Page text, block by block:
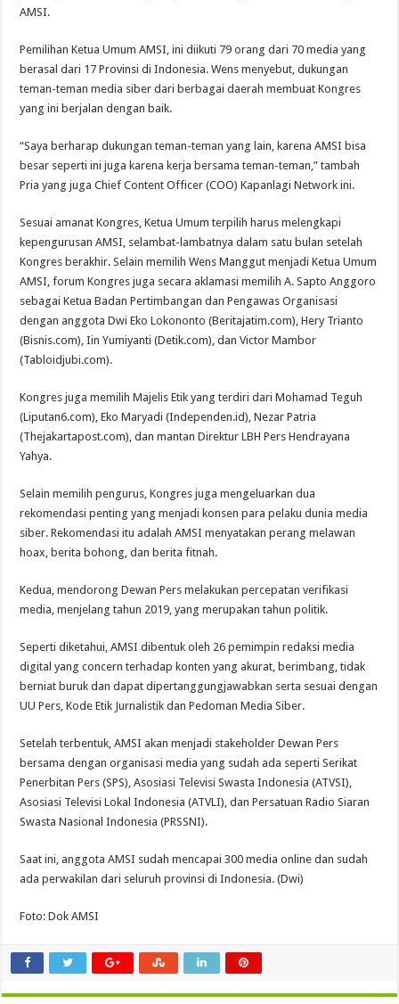
AMSI.
Pemilihan Ketua Umum AMSI, ini diikuti 79 orang dari 70 media yang
berasal dari 17 Provinsi di Indonesia. Wens menyebut, dukungan
teman-teman media siber dari berbagai daerah membuat Kongres
yang ini berjalan dengan baik.
“Saya berharap dukungan teman-teman yang lain, karena AMSI bisa
besar seperti ini juga karena kerja bersama teman-teman,” tambah
Pria yang juga Chief Content Officer (COO) Kapanlagi Network ini.
Sesuai amanat Kongres, Ketua Umum terpilih harus melengkapi
kepengurusan AMSI, selambat-lambatnya dalam satu bulan setelah
Kongres berakhir. Selain memilih Wens Manggut menjadi Ketua Umum
AMSI, forum Kongres juga secara aklamasi memilih A. Sapto Anggoro
sebagai Ketua Badan Pertimbangan dan Pengawas Organisasi
dengan anggota Dwi Eko Lokononto (Beritajatim.com), Hery Trianto
(Bisnis.com), Iin Yumiyanti (Detik.com), dan Victor Mambor
(Tabloidjubi.com).
Kongres juga memilih Majelis Etik yang terdiri dari Mohamad Teguh
(Liputan6.com), Eko Maryadi (Independen.id), Nezar Patria
(Thejakartapost.com), dan mantan Direktur LBH Pers Hendrayana
Yahya.
Selain memilih pengurus, Kongres juga mengeluarkan dua
rekomendasi penting yang menjadi konsen para pelaku dunia media
siber. Rekomendasi itu adalah AMSI menyatakan perang melawan
hoax, berita bohong, dan berita fitnah.
Kedua, mendorong Dewan Pers melakukan percepatan verifikasi
media, menjelang tahun 2019, yang merupakan tahun politik.
Seperti diketahui, AMSI dibentuk oleh 26 pemimpin redaksi media
digital yang concern terhadap konten yang akurat, berimbang, tidak
berniat buruk dan dapat dipertanggungjawabkan serta sesuai dengan
UU Pers, Kode Etik Jurnalistik dan Pedoman Media Siber.
Setelah terbentuk, AMSI akan menjadi stakeholder Dewan Pers
bersama dengan organisasi media yang sudah ada seperti Serikat
Penerbitan Pers (SPS), Asosiasi Televisi Swasta Indonesia (ATVSI),
Asosiasi Televisi Lokal Indonesia (ATVLI), dan Persatuan Radio Siaran
Swasta Nasional Indonesia (PRSSNI).
Saat ini, anggota AMSI sudah mencapai 300 media online dan sudah
ada perwakilan dari seluruh provinsi di Indonesia. (Dwi)
Foto: Dok AMSI